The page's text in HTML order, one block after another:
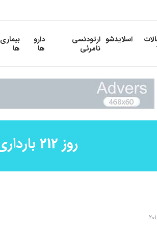
اسلایدشو ارتودنسی
نامرئی
دارو
ها
بیماری
ها
روز 212 بارداری